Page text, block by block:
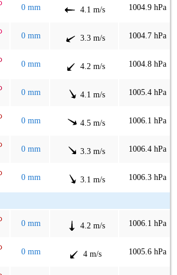
0 mm 4.1 m/s 1004.9 hPa
0 mm 3.3 m/s 1004.7 hPa
0 mm 4.2 m/s 1004.8 hPa
0 mm 4.1 m/s 1005.4 hPa
0 mm 4.5 m/s 1006.1 hPa
0 mm 3.3 m/s 1006.4 hPa
0 mm 3.1 m/s 1006.3 hPa
0 mm 4.2 m/s 1006.1 hPa
0 mm 4 m/s 1005.6 hPa